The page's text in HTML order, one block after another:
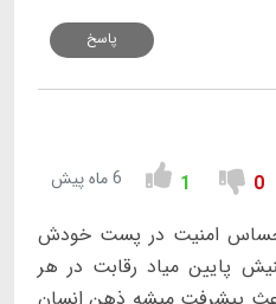
پاسخ
0
1 6 ماه پیش
احساس امنیت در پست خودش
پایین میاد رقابت در هر